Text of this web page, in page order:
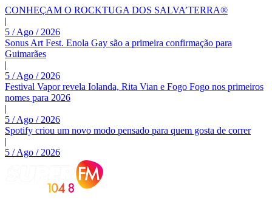
CONHEÇAM O ROCKTUGA DOS SALVA’TERRA®
|
5 / Ago / 2026
Sonus Art Fest. Enola Gay são a primeira confirmação para
Guimarães
|
5 / Ago / 2026
Festival Vapor revela Iolanda, Rita Vian e Fogo Fogo nos primeiros
nomes para 2026
|
5 / Ago / 2026
Spotify criou um novo modo pensado para quem gosta de correr
|
5 / Ago / 2026